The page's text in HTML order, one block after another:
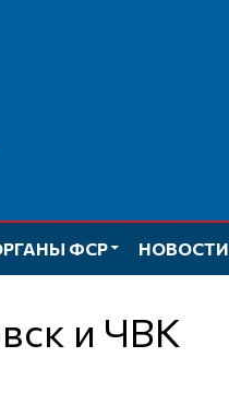
ФСР НОВОСТИ
и ЧВК